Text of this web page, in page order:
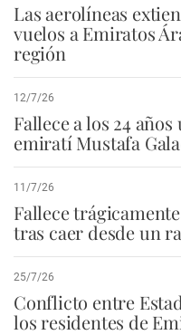
Las aerolíneas
vuelos a Emiratos
región
12/7/26
Fallece a los 24
emiratí Mustafa
11/7/26
Fallece
tras caer desde un
25/7/26
Conflicto entre
los residentes de